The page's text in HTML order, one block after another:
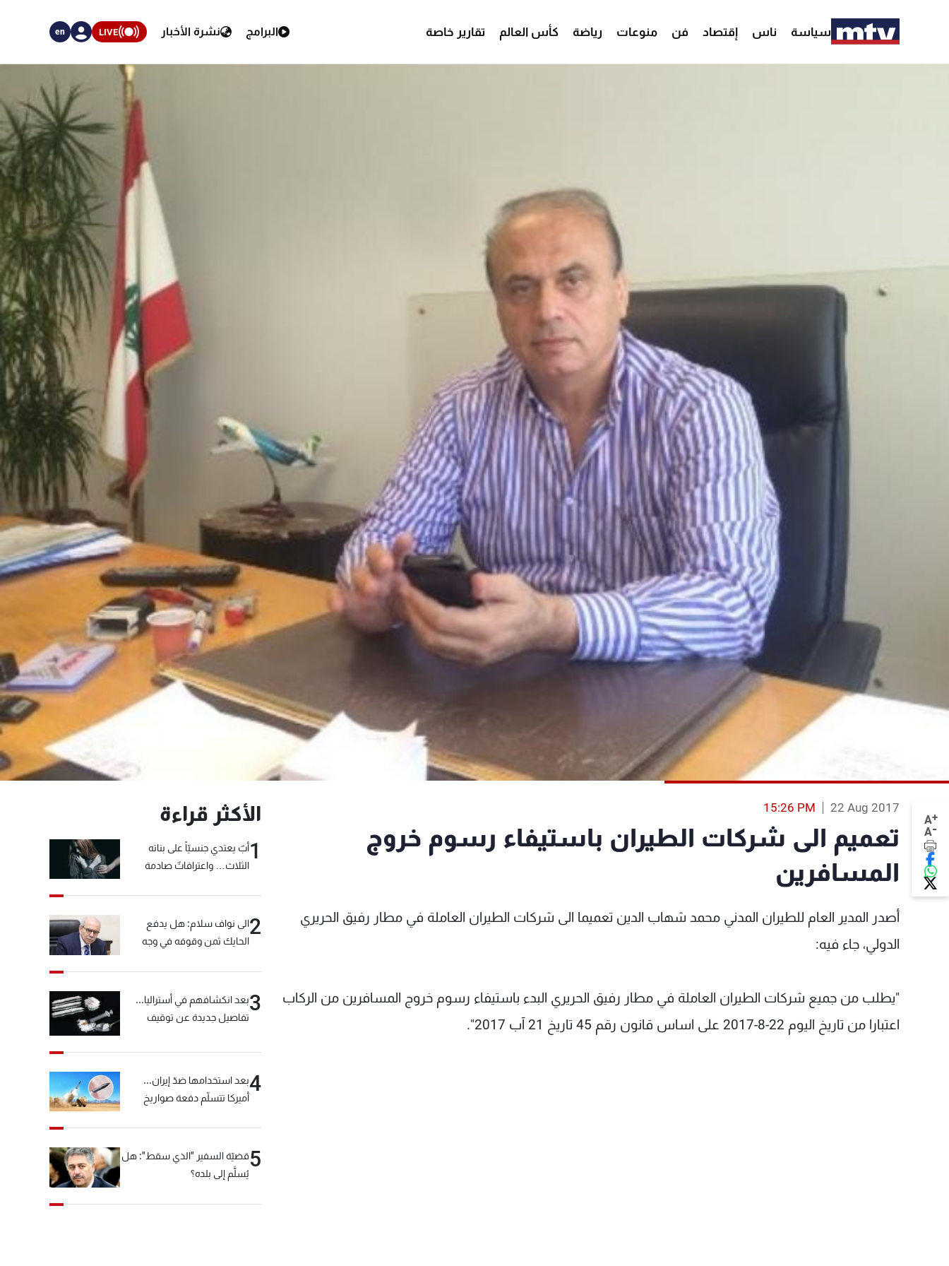
سياسة ناس إقتصاد فن منوعات رياضة كأس العالم تقارير خاصة البرامج نشرة الأخبار LIVE
en
A+
A-
22 Aug 2017
15:26 PM
تعميم الى شركات الطيران باستيفاء رسوم خروج
المسافرين
أصدر المدير العام للطيران المدني محمد شهاب الدين تعميما الى شركات الطيران العاملة في مطار رفيق الحريري
الدولي، جاء فيه:
"يطلب من جميع شركات الطيران العاملة في مطار رفيق الحريري البدء باستيفاء رسوم خروج المسافرين من الركاب
اعتبارا من تاريخ اليوم 22-8-2017 على اساس قانون رقم 45 تاريخ 21 آب 2017".
الأكثر قراءة
1أبٌ يعتدي جنسيّاً على بناته
الثلاث… واعترافاتٌ صادمة
2الى نواف سلام: هل يدفع
الحايك ثمن وقوفه في وجه
3بعد انكشافهم في أستراليا...
تفاصيل جديدة عن توقيف
4بعد استخدامها ضدّ إيران...
أميركا تتسلّم دفعة صواريخ
5قضيّة السفير "الذي سقط": هل
يُسلَّم إلى بلده؟